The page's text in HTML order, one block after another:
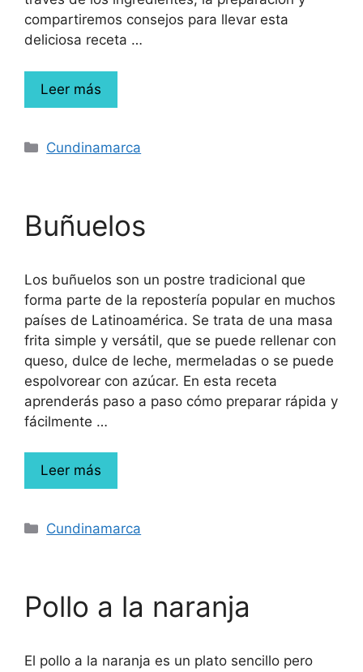
compartiremos consejos para llevar esta
deliciosa receta …
Leer más
Cundinamarca
Buñuelos
Los buñuelos son un postre tradicional que
forma parte de la repostería popular en muchos
países de Latinoamérica. Se trata de una masa
frita simple y versátil, que se puede rellenar con
queso, dulce de leche, mermeladas o se puede
espolvorear con azúcar. En esta receta
aprenderás paso a paso cómo preparar rápida y
fácilmente …
Leer más
Cundinamarca
Pollo a la naranja
El pollo a la naranja es un plato sencillo pero